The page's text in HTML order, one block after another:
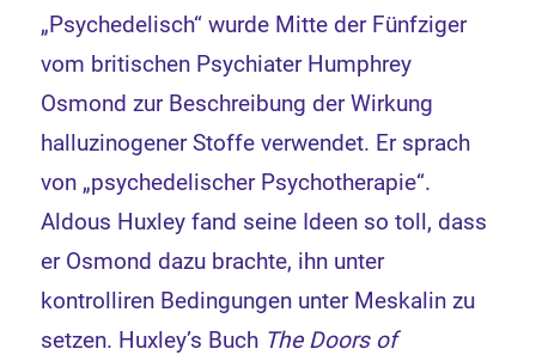
„Psychedelisch“ wurde Mitte der Fünfziger
vom britischen Psychiater Humphrey
Osmond zur Beschreibung der Wirkung
halluzinogener Stoffe verwendet. Er sprach
von „psychedelischer Psychotherapie“.
Aldous Huxley fand seine Ideen so toll, dass
er Osmond dazu brachte, ihn unter
kontrolliren Bedingungen unter Meskalin zu
setzen. Huxley’s Buch The Doors of